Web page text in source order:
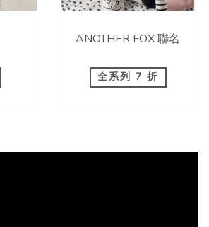
ANOTHER FOX 聯名
全系列 7 折